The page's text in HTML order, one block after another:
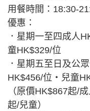
用餐時間：18:30-
優惠：
．星期一至四成人
童HK$329/位
．星期五至日及公
HK$456/位・兒童
（原價HK$867起/
起/兒童）